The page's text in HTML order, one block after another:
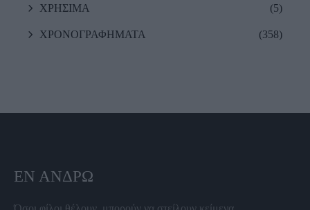
ΧΡΗΣΙΜΑ (5)
ΧΡΟΝΟΓΡΑΦΗΜΑΤΑ (358)
ΕΝ ΆΝΔΡΩ